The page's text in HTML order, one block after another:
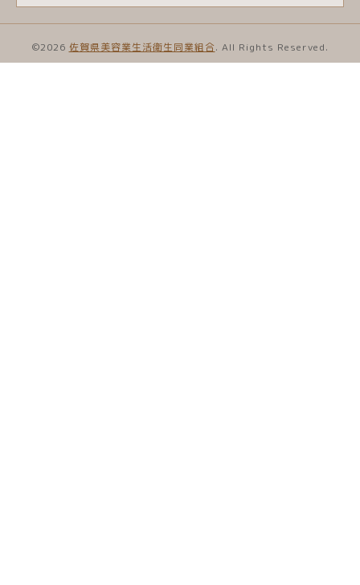
©2026 佐賀県美容業生活衛生同業組合. All Rights Reserved.